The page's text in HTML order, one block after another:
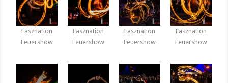
Fasznation
Feuershow
Fasznation
Feuershow
Fasznation
Feuershow
Fasznation
Feuershow